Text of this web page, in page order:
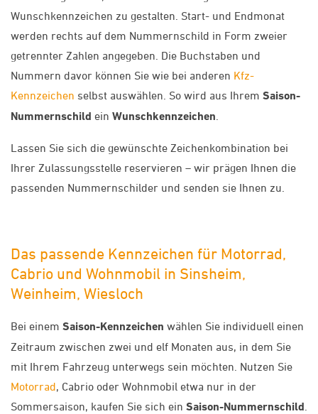
Wunschkennzeichen zu gestalten. Start- und Endmonat
werden rechts auf dem Nummernschild in Form zweier
getrennter Zahlen angegeben. Die Buchstaben und
Nummern davor können Sie wie bei anderen Kfz-
Kennzeichen selbst auswählen. So wird aus Ihrem Saison-
Nummernschild ein Wunschkennzeichen
Lassen Sie sich die gewünschte Zeichenkombination bei
Ihrer Zulassungsstelle reservieren – wir prägen Ihnen die
passenden Nummernschilder und senden sie Ihnen zu.
Das passende Kennzeichen für Motorrad,
Cabrio und Wohnmobil in Sinsheim,
Weinheim, Wiesloch
Bei einem Saison-Kennzeichen wählen Sie individuell einen
Zeitraum zwischen zwei und elf Monaten aus, in dem Sie
mit Ihrem Fahrzeug unterwegs sein möchten. Nutzen Sie
Motorrad, Cabrio oder Wohnmobil etwa nur in der
Sommersaison, kaufen Sie sich ein Saison-Nummernschild